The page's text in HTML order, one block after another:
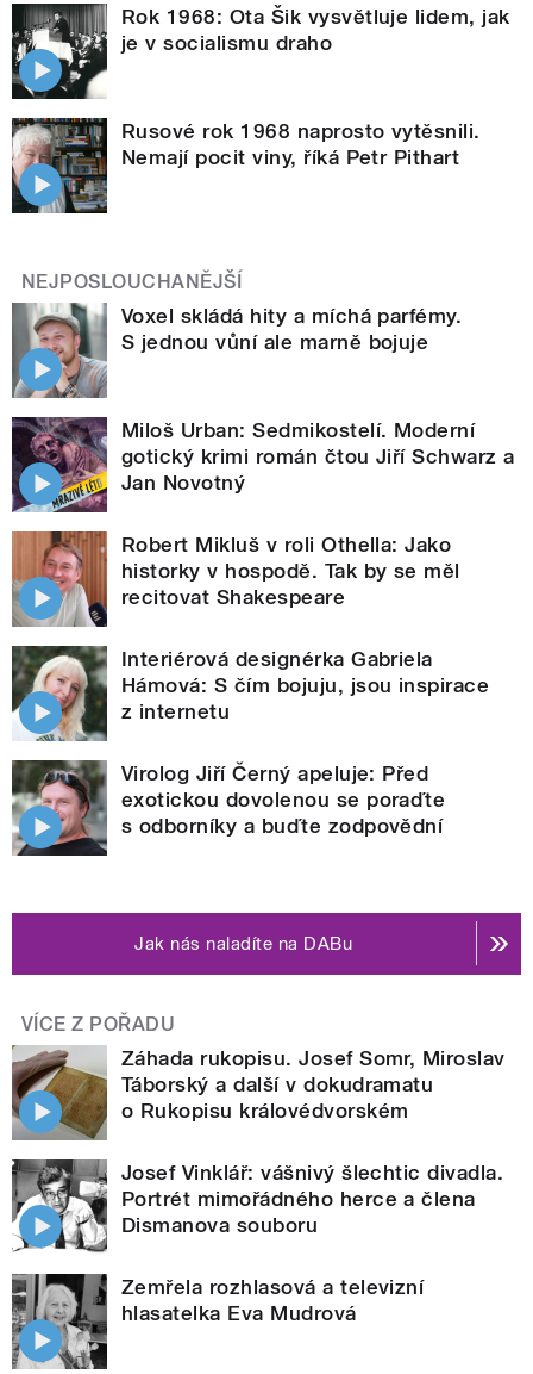
Rok 1968: Ota Šik vysvětluje lidem, jak
je v socialismu draho
Rusové rok 1968 naprosto vytěsnili.
Nemají pocit viny, říká Petr Pithart
NEJPOSLOUCHANĚJŠÍ
Voxel skládá hity a míchá parfémy.
S jednou vůní ale marně bojuje
Miloš Urban: Sedmikostelí. Moderní
gotický krimi román čtou Jiří Schwarz a
Jan Novotný
Robert Mikluš v roli Othella: Jako
historky v hospodě. Tak by se měl
recitovat Shakespeare
Interiérová designérka Gabriela
Hámová: S čím bojuju, jsou inspirace
z internetu
Virolog Jiří Černý apeluje: Před
exotickou dovolenou se poraďte
s odborníky a buďte zodpovědní
Jak nás naladíte na DABu
VÍCE Z POŘADU
Záhada rukopisu. Josef Somr, Miroslav
Táborský a další v dokudramatu
o Rukopisu královédvorském
Josef Vinklář: vášnivý šlechtic divadla.
Portrét mimořádného herce a člena
Dismanova souboru
Zemřela rozhlasová a televizní
hlasatelka Eva Mudrová